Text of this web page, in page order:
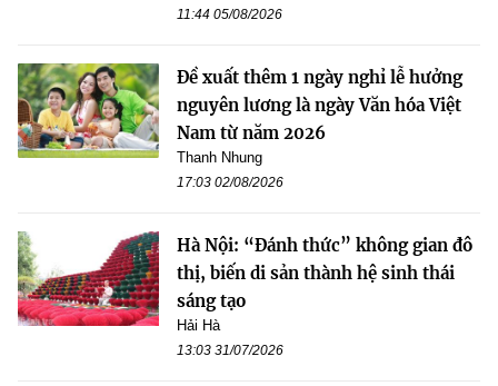
11:44 05/08/2026
Đề xuất thêm 1 ngày nghỉ lễ hưởng
nguyên lương là ngày Văn hóa Việt
Nam từ năm 2026
Thanh Nhung
17:03 02/08/2026
Hà Nội: “Đánh thức” không gian đô
thị, biến di sản thành hệ sinh thái
sáng tạo
Hải Hà
13:03 31/07/2026